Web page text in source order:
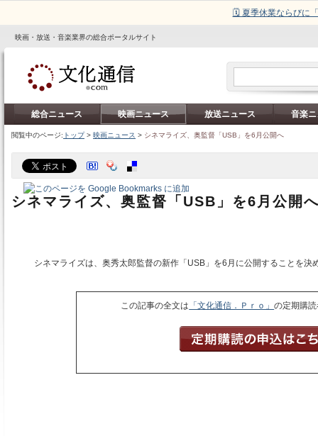
🗓️ 夏季休業ならびに
映画・放送・音楽業界の総合ポータルサイト
総合ニュース 映画ニュース 放送ニュース 音楽
閲覧中のページ: トップ> 映画ニュース > シネマライズ、奥監督「USB」を6月公開へ
シネマライズ、奥監督「USB」を6月公開
シネマライズは、奥秀太郎監督の新作「USB」を6月に公開することを
この記事の全文は 「文化通信．Ｐｒｏ」の定期購